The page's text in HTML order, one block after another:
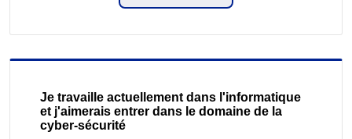
Je travaille actuellement dans l'informatique
et j'aimerais entrer dans le domaine de la
cyber-sécurité